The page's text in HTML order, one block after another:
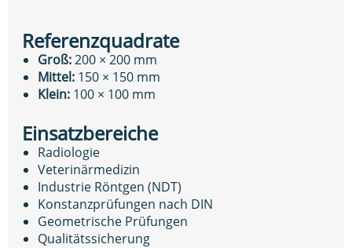
Referenzquadrate
Groß:200 × 200 mm
Mittel: 150 × 150 mm
Klein: 100 × 100 mm
Einsatzbereiche
Radiologie
Veterinärmedizin
Industrie Röntgen (NDT)
Konstanzprüfungen nach DIN
Geometrische Prüfungen
Qualitätssicherung